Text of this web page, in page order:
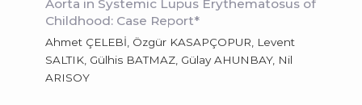
Aorta in Systemic Lupus Erythematosus of
Childhood: Case Report*
Ahmet ÇELEBİ, Özgür KASAPÇOPUR, Levent
SALTIK, Gülhis BATMAZ, Gülay AHUNBAY, Nil
ARISOY